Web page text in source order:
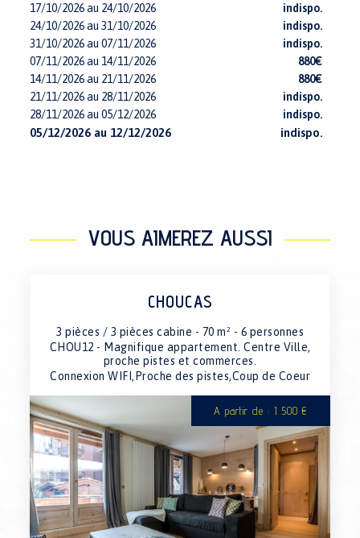
17/10/2026 au 24/10/2026
indispo.
24/10/2026 au 31/10/2026
indispo.
31/10/2026 au 07/11/2026
indispo.
07/11/2026 au 14/11/2026
880€
14/11/2026 au 21/11/2026
880€
21/11/2026 au 28/11/2026
indispo.
28/11/2026 au 05/12/2026
indispo.
05/12/2026 au 12/12/2026 indispo.
16/01/2027 au 23/01/2027
3490€
06/02/2027 au 13/02/2027
13/02/2027 au 20/02/2027
20/02/2027 au 27/02/2027
4590€
27/02/2027 au 06/03/2027
4590€
06/03/2027 au 13/03/2027
13/03/2027 au 20/03/2027
3100€
20/03/2027 au 27/03/2027
3100€
27/03/2027 au 03/04/2027
3100€
03/04/2027 au 10/04/2027
3100€
10/04/2027 au 17/04/2027
3100€
17/04/2027 au 24/04/2027
1990€
24/04/2027 au 01/05/2027
1990€
01/05/2027 au 08/05/2027
1990€
VOUS AIMEREZ AUSSI
CHOUCAS
3 pièces / 3 pièces cabine - 70 m² - 6 personnes
CHOU12 - Magnifique appartement. Centre Ville,
proche pistes et commerces.
Connexion WIFI,Proche des pistes,Coup de Coeur
A partir de : 1 500 €